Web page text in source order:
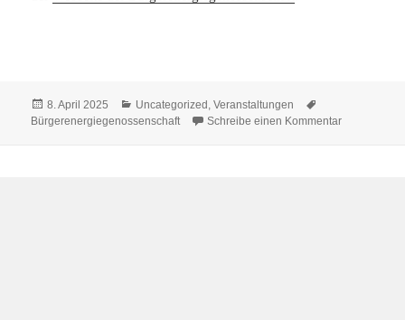
Veröffentlicht
am
8. April 2025 Kategorien
Uncategorized ,Veranstaltungen
Bürgerenergiegenossenschaft
Schreibe einen Kommentarzu Vortrag